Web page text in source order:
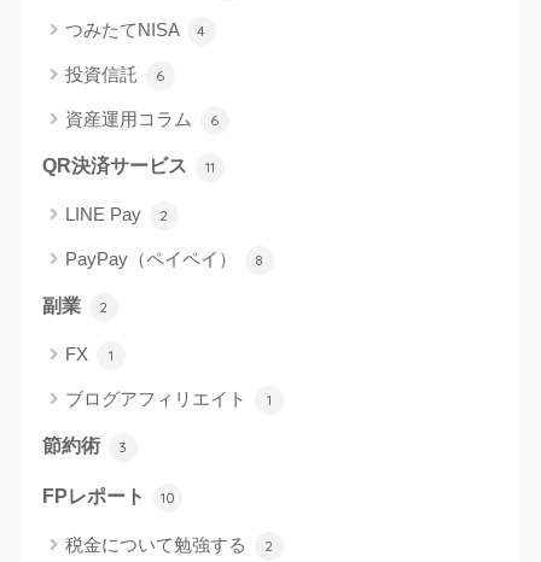
つみたてNISA 4
投資信託 6
資産運用コラム 6
QR決済サービス 11
LINE Pay 2
PayPay（ペイペイ） 8
副業 2
FX 1
ブログアフィリエイト 1
節約術 3
FPレポート 10
税金について勉強する 2